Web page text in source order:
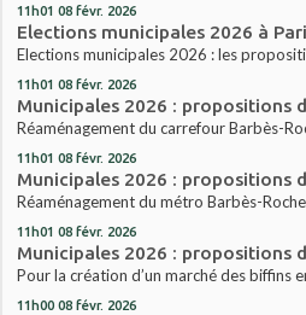
11h01 08 févr. 2026
Elections municipales 2026 à
Elections municipales 2026 : les
11h01 08 févr. 2026
Municipales 2026 : propositions
Réaménagement du carrefour Barbès-
11h01 08 févr. 2026
Municipales 2026 : propositions
Réaménagement du métro Barbès-
11h01 08 févr. 2026
Municipales 2026 : propositions
Pour la création d’un marché des biffins
11h00 08 févr. 2026